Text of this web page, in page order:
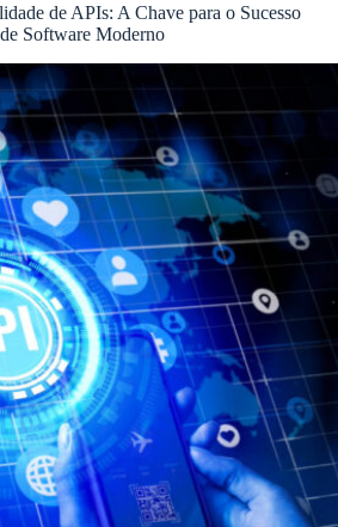
de APIs: A Chave para o Sucesso
Software Moderno